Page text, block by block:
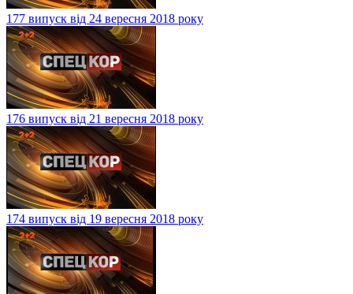
177 випуск від 24 вересня 2018 року
176 випуск від 21 вересня 2018 року
174 випуск від 19 вересня 2018 року